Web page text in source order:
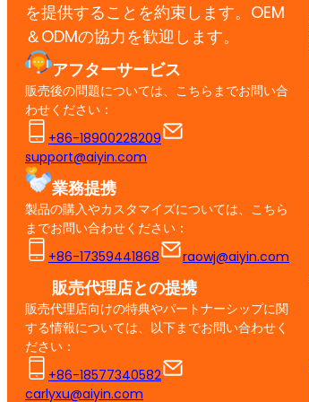
を提供することを約束します。OEM
＆ODMの協力を歓迎します。
アフターサービス
販売後の問題については、こちらまでお問い合
わせください：
+86-18900228209
support@aiyin.com
業務提携
製品の購入やカスタマイズについては、こちら
までお問い合わせください：
+86-17359441868
raowj@aiyin.com
販売代理店との提携
販売代理店向けの特典やパートナーシップに関
する情報については、以下までお問い合わせく
ださい：
+86-18577340582
carlyxu@aiyin.com